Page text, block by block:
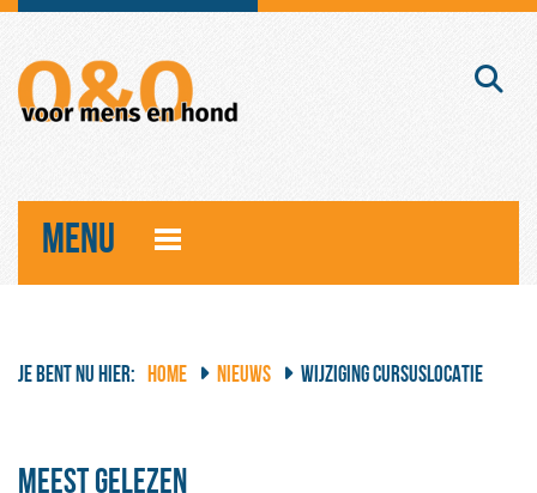
MENU
JE BENT NU HIER: HOME NIEUWS WIJZIGING CURSUSLOCATIE
Meest gelezen